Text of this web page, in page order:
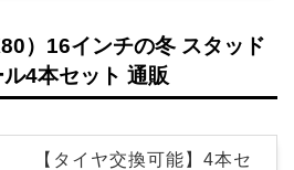
）16インチの冬 スタッド
4本セット 通販
【タイヤ交換可能】4本セ